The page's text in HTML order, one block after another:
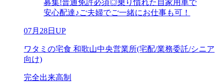
募集!普通免許必須◎乗り慣れた自家用車で
安心配達♪ご夫婦でご一緒にお仕事も可！
07月28日UP
ワタミの宅食 和歌山中央営業所(宅配/業務委託/シニア
向け)
完全出来高制